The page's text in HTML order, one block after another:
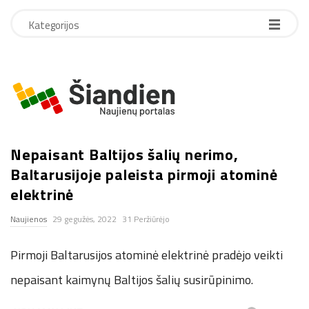
Kategorijos
S
a
n
d
i
Nepaisant Baltijos šalių nerimo,
Baltarusijoje paleista pirmoji atominė
elektrinė
Naujienos 29 gegužės, 2022 31 Peržiūrėjo
Pirmoji Baltarusijos atominė elektrinė pradėjo veikti
nepaisant kaimynų Baltijos šalių susirūpinimo.